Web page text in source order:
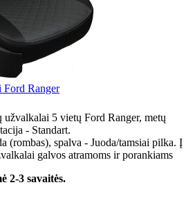
Ford Ranger
5 vietų Ford Ranger, metų
- Standart.
(rombas), spalva - Juoda/tamsiai pilka. Į
galvos atramoms ir porankiams
2-3 savaitės.